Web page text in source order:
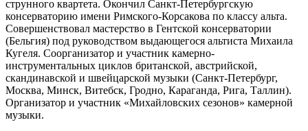
струнного квартета. Окончил Санкт-Петербургскую
консерваторию имени Римского-Корсакова по классу альта.
Совершенствовал мастерство в Гентской консерватории
(Бельгия) под руководством выдающегося альтиста Михаила
Кугеля. Соорганизатор и участник камерно-
инструментальных циклов британской, австрийской,
скандинавской и швейцарской музыки (Санкт-Петербург,
Москва, Минск, Витебск, Гродно, Караганда, Рига, Таллин).
Организатор и участник «Михайловских сезонов» камерной
музыки.